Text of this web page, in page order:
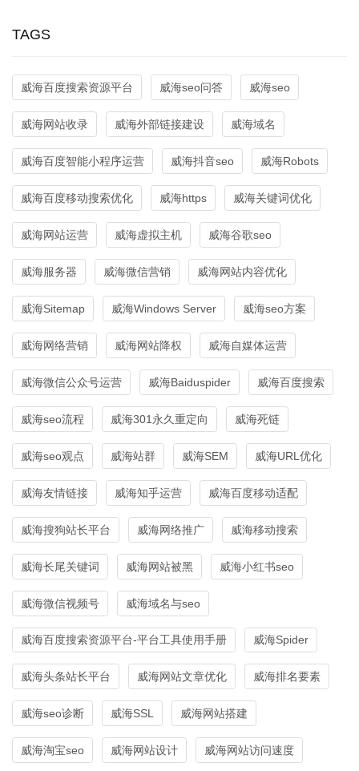
TAGS
威海百度搜索资源平台 威海seo问答 威海seo
威海网站收录 威海外部链接建设 威海域名
威海百度智能小程序运营 威海抖音seo 威海Robots
威海百度移动搜索优化 威海https 威海关键词优化
威海网站运营 威海虚拟主机 威海谷歌seo
威海服务器 威海微信营销 威海网站内容优化
威海Sitemap 威海Windows Server 威海seo方案
威海网络营销 威海网站降权 威海自媒体运营
威海微信公众号运营 威海Baiduspider 威海百度搜索
威海seo流程 威海301永久重定向 威海死链
威海seo观点 威海站群 威海SEM 威海URL优化
威海友情链接 威海知乎运营 威海百度移动适配
威海搜狗站长平台 威海网络推广 威海移动搜索
威海长尾关键词 威海网站被黑 威海小红书seo
威海微信视频号 威海域名与seo
威海百度搜索资源平台-平台工具使用手册 威海Spider
威海头条站长平台 威海网站文章优化 威海排名要素
威海seo诊断 威海SSL 威海网站搭建
威海淘宝seo 威海网站设计 威海网站访问速度